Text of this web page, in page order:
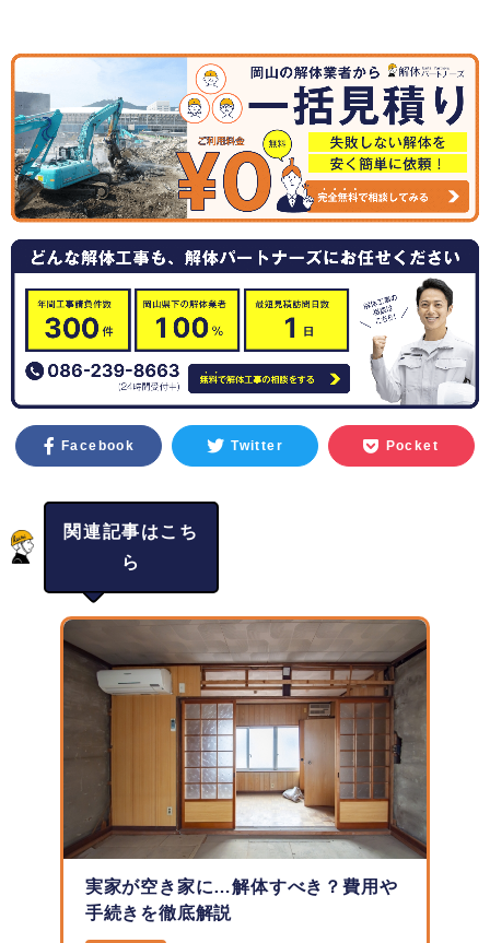
Facebook Twitter Pocket
関連記事はこち
ら
実家が空き家に…解体すべき？費用や
手続きを徹底解説